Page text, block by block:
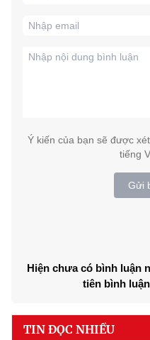
Ý kiến của bạn sẽ được
tiếng
Gửi
Hiện chưa có bình luận
tiên bình
TIN ĐỌC NHIỀU